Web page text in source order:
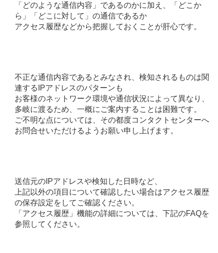
「どのような通信内容」であるのかに加え、「どこか
ら」「どこに対して」の通信であるか
アクセス履歴などから把握しておくことが肝心です。
不正な通信内容であるとみなされ、検知されるものは関
連するIPアドレスのパターンも
お客様のネットワーク環境や通信状況によって異なり、
多岐に渡るため、一概にご案内することは困難です。
ご不明な点については、その都度コンタクトセンターへ
お問合せいただけるようお願い申し上げます。
送信元のIPアドレスや検知した日時など、
上記以外の項目について確認したい場合はアクセス履歴
の保存設定をしてご確認ください。
「アクセス履歴」機能の詳細については、下記のFAQを
参照してください。